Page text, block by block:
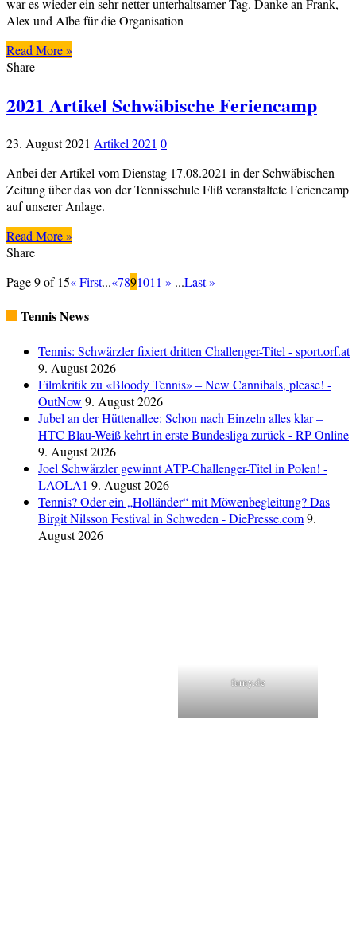
war es wieder ein sehr netter unterhaltsamer Tag. Danke an Frank,
Alex und Albe für die Organisation
Read More »
Share
2021 Artikel Schwäbische Feriencamp
23. August 2021 Artikel 2021 0
Anbei der Artikel vom Dienstag 17.08.2021 in der Schwäbischen
Zeitung über das von der Tennisschule Fliß veranstaltete Feriencamp
auf unserer Anlage.
Read More »
Share
Page 9 of 15« First...«7891011 » ...Last »
Tennis News
Tennis: Schwärzler fixiert dritten Challenger-Titel - sport.orf.at
9. August 2026
Filmkritik zu «Bloody Tennis» ‒ New Cannibals, please! -
OutNow 9. August 2026
Jubel an der Hüttenallee: Schon nach Einzeln alles klar –
HTC Blau-Weiß kehrt in erste Bundesliga zurück - RP Online
9. August 2026
Joel Schwärzler gewinnt ATP-Challenger-Titel in Polen! -
LAOLA1 9. August 2026
Tennis? Oder ein „Holländer“ mit Möwenbegleitung? Das
Birgit Nilsson Festival in Schweden - DiePresse.com9.
August 2026
farny.de